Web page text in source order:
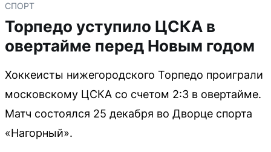
СПОРТ
Торпедо уступило ЦСКА в
овертайме перед Новым годом
Хоккеисты нижегородского Торпедо проиграли
московскому ЦСКА со счетом 2:3 в овертайме.
Матч состоялся 25 декабря во Дворце спорта
«Нагорный».